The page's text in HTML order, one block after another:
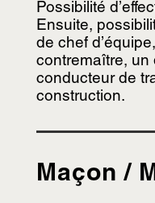
Possibilité
Ensuite,
de chef
contremaître, un
conducteur de
construction.
Maçon /